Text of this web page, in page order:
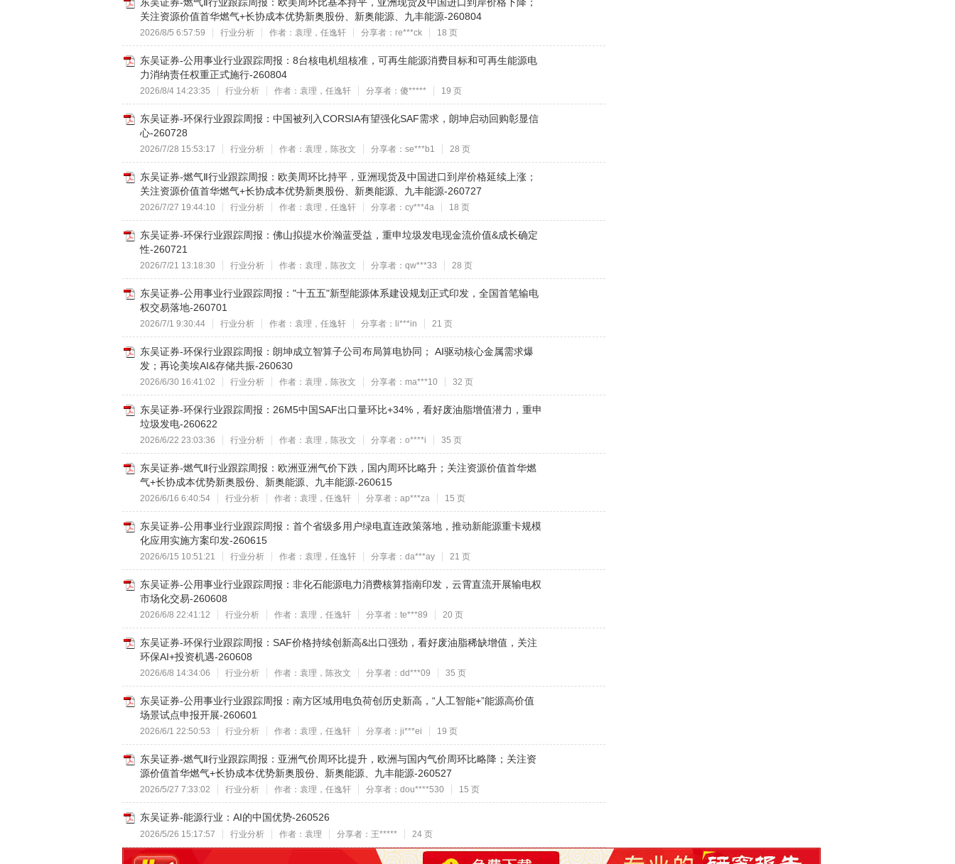
关注资源价值首华燃气+长协成本优势新奥股份、新奥能源、九丰能源-260804
2026/8/5 6:57:59 行业分析 作者：袁理，任逸轩 分享者：re***ck 18 页
东吴证券-公用事业行业跟踪周报：8台核电机组核准，可再生能源消费目标和可再生能源电
力消纳责任权重正式施行-260804
2026/8/4 14:23:35 行业分析 作者：袁理，任逸轩 分享者：傻***** 19 页
东吴证券-环保行业跟踪周报：中国被列入CORSIA有望强化SAF需求，朗坤启动回购彰显信
心-260728
2026/7/28 15:53:17 行业分析 作者：袁理，陈孜文 分享者：se***b1 28 页
东吴证券-燃气Ⅱ行业跟踪周报：欧美周环比持平，亚洲现货及中国进口到岸价格延续上涨；
关注资源价值首华燃气+长协成本优势新奥股份、新奥能源、九丰能源-260727
2026/7/27 19:44:10 行业分析 作者：袁理，任逸轩 分享者：cy***4a 18 页
东吴证券-环保行业跟踪周报：佛山拟提水价瀚蓝受益，重申垃圾发电现金流价值&成长确定
性-260721
2026/7/21 13:18:30 行业分析 作者：袁理，陈孜文 分享者：qw***33 28 页
东吴证券-公用事业行业跟踪周报："十五五"新型能源体系建设规划正式印发，全国首笔输电
权交易落地-260701
2026/7/1 9:30:44 行业分析 作者：袁理，任逸轩 分享者：li***in 21 页
东吴证券-环保行业跟踪周报：朗坤成立智算子公司布局算电协同； AI驱动核心金属需求爆
发；再论美埃AI&存储共振-260630
2026/6/30 16:41:02 行业分析 作者：袁理，陈孜文 分享者：ma***10 32 页
东吴证券-环保行业跟踪周报：26M5中国SAF出口量环比+34%，看好废油脂增值潜力，重申
垃圾发电-260622
2026/6/22 23:03:36 行业分析 作者：袁理，陈孜文 分享者：o****i 35 页
东吴证券-燃气Ⅱ行业跟踪周报：欧洲亚洲气价下跌，国内周环比略升；关注资源价值首华燃
气+长协成本优势新奥股份、新奥能源、九丰能源-260615
2026/6/16 6:40:54 行业分析 作者：袁理，任逸轩 分享者：ap***za 15 页
东吴证券-公用事业行业跟踪周报：首个省级多用户绿电直连政策落地，推动新能源重卡规模
化应用实施方案印发-260615
2026/6/15 10:51:21 行业分析 作者：袁理，任逸轩 分享者：da***ay 21 页
东吴证券-公用事业行业跟踪周报：非化石能源电力消费核算指南印发，云霄直流开展输电权
市场化交易-260608
2026/6/8 22:41:12 行业分析 作者：袁理，任逸轩 分享者：te***89 20 页
东吴证券-环保行业跟踪周报：SAF价格持续创新高&出口强劲，看好废油脂稀缺增值，关注
环保AI+投资机遇-260608
2026/6/8 14:34:06 行业分析 作者：袁理，陈孜文 分享者：dd***09 35 页
东吴证券-公用事业行业跟踪周报：南方区域用电负荷创历史新高，“人工智能+”能源高价值
场景试点申报开展-260601
2026/6/1 22:50:53 行业分析 作者：袁理，任逸轩 分享者：ji***ei 19 页
东吴证券-燃气Ⅱ行业跟踪周报：亚洲气价周环比提升，欧洲与国内气价周环比略降；关注资
源价值首华燃气+长协成本优势新奥股份、新奥能源、九丰能源-260527
2026/5/27 7:33:02 行业分析 作者：袁理，任逸轩 分享者：dou****530 15 页
东吴证券-能源行业：AI的中国优势-260526
2026/5/26 15:17:57 行业分析 作者：袁理 分享者：王***** 24 页